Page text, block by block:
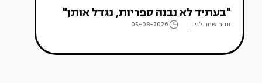
"בעתיד לא נבנה ספריות, נגדל אותן"
זוהר שחר לוי 05-08-2026